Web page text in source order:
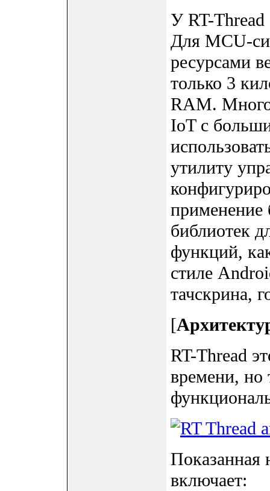
У RT-Thread
Для MCU-
ресурсами
только 3
RAM.
IoT с
утилиту
применение
библиотек
функций,
стиле
тачскрина,
[
RT-Thread
времени, но
Показанная
включает: